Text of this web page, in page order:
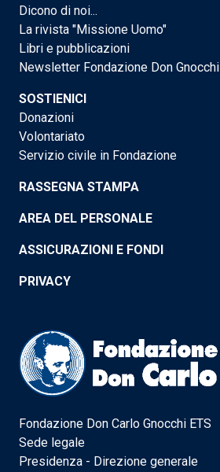
Dicono di noi...
La rivista "Missione Uomo"
Libri e pubblicazioni
Newsletter Fondazione Don Gnocchi
SOSTIENICI
Donazioni
Volontariato
Servizio civile in Fondazione
RASSEGNA STAMPA
AREA DEL PERSONALE
ASSICURAZIONI E FONDI
PRIVACY
Fondazione Don Carlo Gnocchi ETS
Sede legale
Presidenza - Direzione generale